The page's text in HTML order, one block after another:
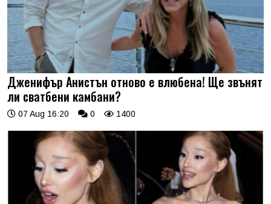
Дженифър Анистън отново е влюбена! Ще звънят
ли сватбени камбани?
07 Aug 16:20 0 1400